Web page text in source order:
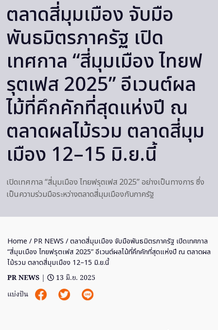
ตลาดสี่มุมเมือง จับมือ
พันธมิตรภาครัฐ เปิด
เทศกาล “สี่มุมเมือง ไทยฟ
รุตเฟส 2025” อีเวนต์ผล
ไม้ที่คึกคักที่สุดแห่งปี ณ
ตลาดผลไม้รวม ตลาดสี่มุม
เมือง 12–15 มิ.ย.นี้
เปิดเทศกาล “สี่มุมเมือง ไทยฟรุตเฟส 2025” อย่างเป็นทางการ ซึ่ง
เป็นความร่วมมือระหว่างตลาดสี่มุมเมืองกับภาครัฐ
Home / PR NEWS / ตลาดสี่มุมเมือง จับมือพันธมิตรภาครัฐ เปิดเทศกาล
“สี่มุมเมือง ไทยฟรุตเฟส 2025” อีเวนต์ผลไม้ที่คึกคักที่สุดแห่งปี ณ ตลาดผล
ไม้รวม ตลาดสี่มุมเมือง 12–15 มิ.ย.นี้
PR NEWS |
13 มิ.ย. 2025
แบ่งปัน